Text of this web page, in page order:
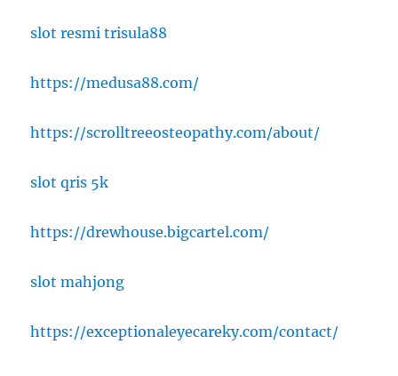
slot resmi trisula88
https://medusa88.com/
https://scrolltreeosteopathy.com/about/
slot qris 5k
https://drewhouse.bigcartel.com/
slot mahjong
https://exceptionaleyecareky.com/contact/